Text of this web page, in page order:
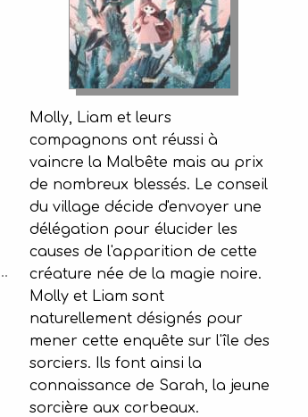
Molly, Liam et leurs
compagnons ont réussi à
vaincre la Malbête mais au prix
de nombreux blessés. Le conseil
du village décide d'envoyer une
délégation pour élucider les
causes de l'apparition de cette
créature née de la magie noire.
Molly et Liam sont
naturellement désignés pour
mener cette enquête sur l'île des
sorciers. Ils font ainsi la
connaissance de Sarah, la jeune
sorcière aux corbeaux.